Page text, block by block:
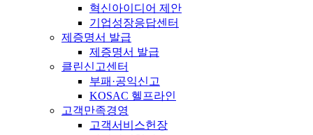
혁신아이디어 제안
기업성장응답센터
제증명서 발급
제증명서 발급
클린신고센터
부패·공익신고
KOSAC 헬프라인
고객만족경영
고객서비스헌장